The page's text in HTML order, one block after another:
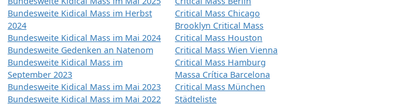
Bundesweite Kidical Mass im Herbst
2024
Bundesweite Kidical Mass im Mai 2024
Bundesweite Gedenken an Natenom
Bundesweite Kidical Mass im
September 2023
Bundesweite Kidical Mass im Mai 2023
Bundesweite Kidical Mass im Mai 2022
Critical Mass Chicago
Brooklyn Critical Mass
Critical Mass Houston
Critical Mass Wien Vienna
Critical Mass Hamburg
Massa Crítica Barcelona
Critical Mass München
Städteliste